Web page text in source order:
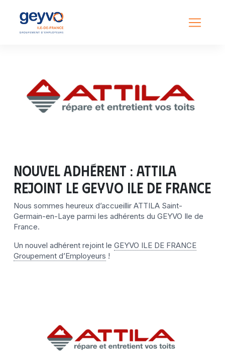
Nouvel adhérent : ATTILA
rejoint le GEYVO Ile de France
Nous sommes heureux d’accueillir ATTILA Saint-
Germain-en-Laye parmi les adhérents du GEYVO Ile de
France.
Un nouvel adhérent rejoint le GEYVO ILE DE FRANCE
Groupement d’Employeurs !